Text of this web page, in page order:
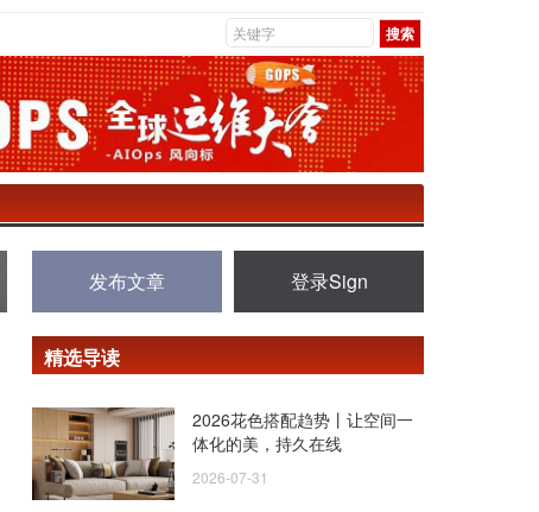
发布文章 登录Sign
精选导读
2026花色搭配趋势丨让空间一
体化的美，持久在线
2026-07-31